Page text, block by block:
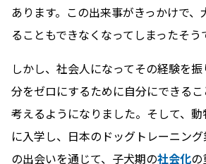
あります。この出来事がきっかけで
ることもできなくなってしまったそう
しかし、社会人になってその経験を
分をゼロにするために自分にできる
考えるようになりました。そして、
に入学し、日本のドッグトレーニン
の出会いを通じて、子犬期の社会化の